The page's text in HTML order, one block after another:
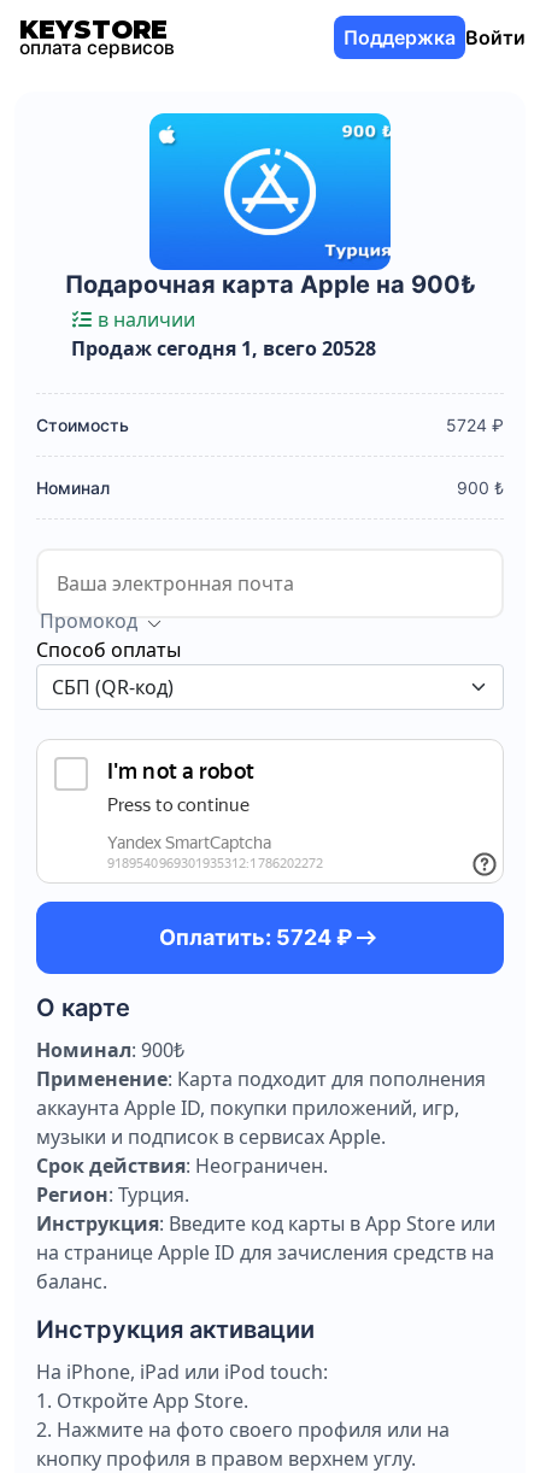
KEYSTORE
оплата сервисов Поддержка Войти
Подарочная карта Apple на 900₺
в наличии
Продаж сегодня 1, всего 20528
Стоимость 5724 ₽
Номинал 900 ₺
Промокод
Способ оплаты
Оплатить: 5724 ₽arrow_right_alt
О карте
Номинал: 900₺
Применение: Карта подходит для пополнения
аккаунта Apple ID, покупки приложений, игр,
музыки и подписок в сервисах Apple.
Срок действия: Неограничен.
Регион: Турция.
Инструкция: Введите код карты в App Store или
на странице Apple ID для зачисления средств на
баланс.
Инструкция активации
На iPhone, iPad или iPod touch:
1. Откройте App Store.
2. Нажмите на фото своего профиля или на
кнопку профиля в правом верхнем углу.